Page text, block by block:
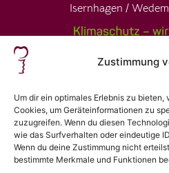
Zustimmung
Um dir ein optimales Erlebnis zu
Cookies, um Geräteinformationen zu
zuzugreifen. Wenn du diesen
wie das Surfverhalten oder eindeutige
Wenn du deine Zustimmung nicht
bestimmte Merkmale und Funktionen
Isernhagen /
ReviewForest
23